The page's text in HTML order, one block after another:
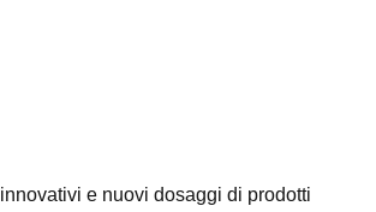
e nuovi dosaggi di prodotti